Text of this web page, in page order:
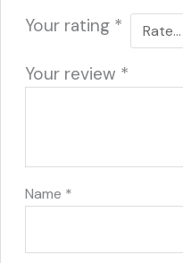
Your rating *
Your review *
Name *